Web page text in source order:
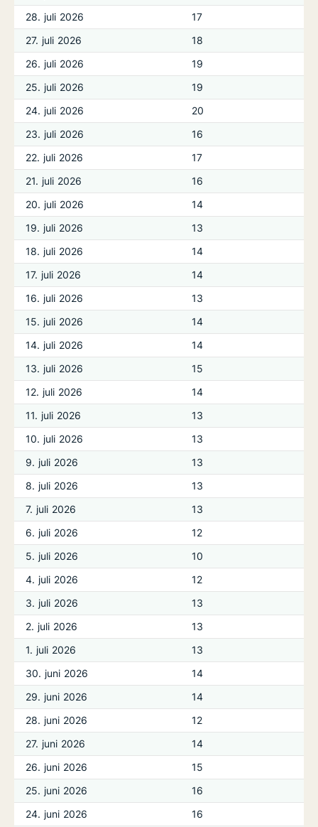
28. juli 2026
17
27. juli 2026
18
26. juli 2026
19
25. juli 2026
19
24. juli 2026
20
23. juli 2026
16
22. juli 2026
17
21. juli 2026
16
20. juli 2026
14
19. juli 2026
13
18. juli 2026
14
17. juli 2026
14
16. juli 2026
13
15. juli 2026
14
14. juli 2026
14
13. juli 2026
15
12. juli 2026
14
11. juli 2026
13
10. juli 2026
13
9. juli 2026
13
8. juli 2026
13
7. juli 2026
13
6. juli 2026
12
5. juli 2026
10
4. juli 2026
12
3. juli 2026
13
2. juli 2026
13
1. juli 2026
13
30. juni 2026
14
29. juni 2026
14
28. juni 2026
12
27. juni 2026
14
26. juni 2026
15
25. juni 2026
16
24. juni 2026
16